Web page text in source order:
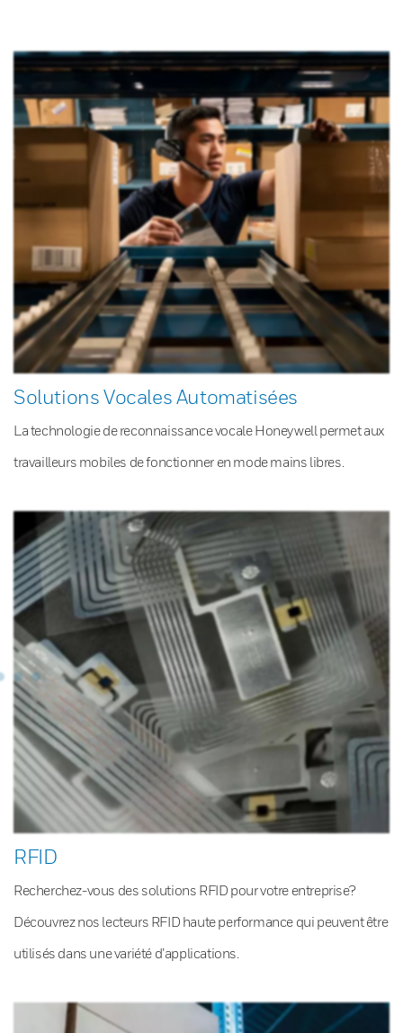
Solutions Vocales Automatisées
La technologie de reconnaissance vocale Honeywell permet aux
travailleurs mobiles de fonctionner en mode mains libres.
RFID
Recherchez-vous des solutions RFID pour votre entreprise?
Découvrez nos lecteurs RFID haute performance qui peuvent être
utilisés dans une variété d’applications.